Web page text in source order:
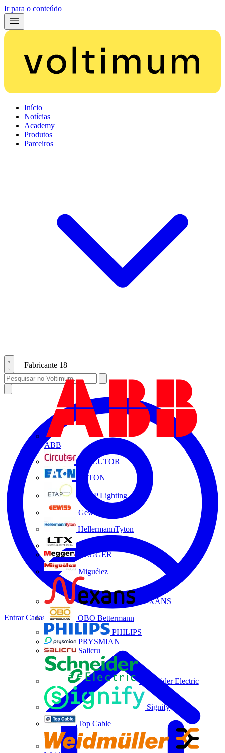
Ir para o conteúdo
Início
Notícias
Academy
Produtos
Parceiros
Fabricante 18
ABB
CIRCUTOR
EATON
ETAP Lighting
Gewiss
HellermannTyton
MEGGER
Miguélez
NEXANS
OBO Bettermann
PHILIPS
PRYSMIAN
Salicru
Schneider Electric
Signify
Top Cable
EntrarCadastrar